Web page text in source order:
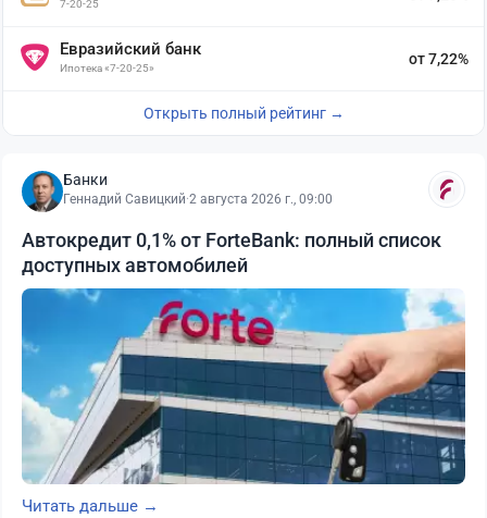
7-20-25
Евразийский банк
Ипотека «7-20-25»
от 7,22%
Открыть полный рейтинг →
Банки
Геннадий Савицкий·2 августа 2026 г., 09:00
Автокредит 0,1% от ForteBank: полный список
доступных автомобилей
Читать дальше →